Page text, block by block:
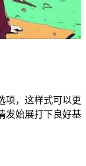
项，这样式可以更
发始展打下良好基